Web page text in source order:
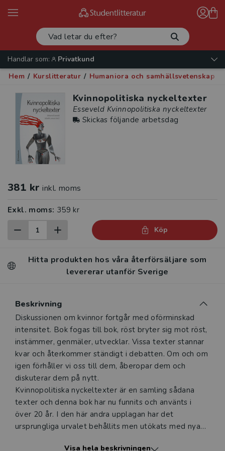
Handlar som:
Privatkund
Hem / Kurslitteratur / Humaniora och samhällsvetenskap
Kvinnopolitiska nyckeltexter
Esseveld Kvinnopolitiska nyckeltexter
Skickas följande arbetsdag
381 kr inkl. moms
Exkl. moms: 359 kr
Köp
Hitta produkten hos våra återförsäljare som
levererar utanför Sverige
Beskrivning
Beskrivning
Diskussionen om kvinnor fortgår med oförminskad
intensitet. Bok fogas till bok, röst bryter sig mot röst,
instämmer, genmäler, utvecklar. Vissa texter stannar
kvar och återkommer ständigt i debatten. Om och om
igen förhåller vi oss till dem, åberopar dem och
diskuterar dem på nytt.
Kvinnopolitiska nyckeltexter är en samling sådana
texter och denna bok har nu funnits och använts i
över 20 år. I den här andra upplagan har det
ursprungliga urvalet behållits men utökats med nya
Visa hela beskrivningen